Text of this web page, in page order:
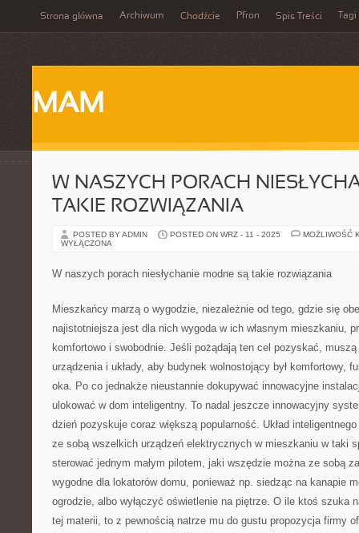
Strona główna Archiwum Chodźcie Pfron Spis Treści Tagi
MAM
W NASZYCH PORACH
TAKIE ROZWIĄZANIA
POSTED BY ADMIN POSTED ON WRZ - 11 - 2025
MOŻLIWOŚĆ
WYŁĄCZONA
W naszych porach niesłychanie modne są takie rozwiązania
Mieszkańcy marzą o wygodzie, niezależnie od tego, gdzie się
najistotniejsza jest dla nich wygoda w ich własnym mieszkaniu,
komfortowo i swobodnie. Jeśli pożądają ten cel pozyskać,
urządzenia i układy, aby budynek wolnostojący był komfortowy,
oka. Po co jednakże nieustannie dokupywać innowacyjne
ulokować w dom inteligentny. To nadal jeszcze innowacyjny
dzień pozyskuje coraz większą popularność. Układ
ze sobą wszelkich urządzeń elektrycznych w mieszkaniu w taki
sterować jednym małym pilotem, jaki wszędzie można ze sobą
wygodne dla lokatorów domu, ponieważ np. siedząc na kanapie
ogrodzie, albo wyłączyć oświetlenie na piętrze. O ile ktoś szuka
tej materii, to z pewnością natrze mu do gustu propozycja firmy